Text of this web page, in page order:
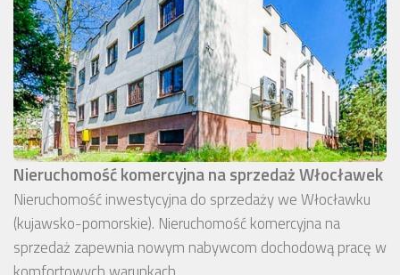
Nieruchomość komercyjna na sprzedaż Włocławek
Nieruchomość inwestycyjna do sprzedaży we Włocławku
(kujawsko-pomorskie). Nieruchomość komercyjna na
sprzedaż zapewnia nowym nabywcom dochodową pracę w